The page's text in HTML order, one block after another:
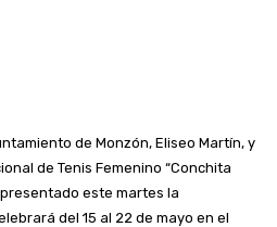
de Monzón, Eliseo Martín, y
de Tenis Femenino “Conchita
este martes la
del 15 al 22 de mayo en el